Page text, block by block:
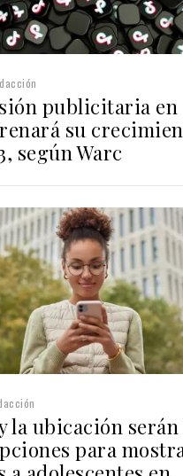
publicitaria en
su
según Warc
la ubicación serán
para